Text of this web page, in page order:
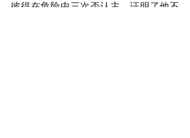
彼得在危险中三次否认主，证明了他不